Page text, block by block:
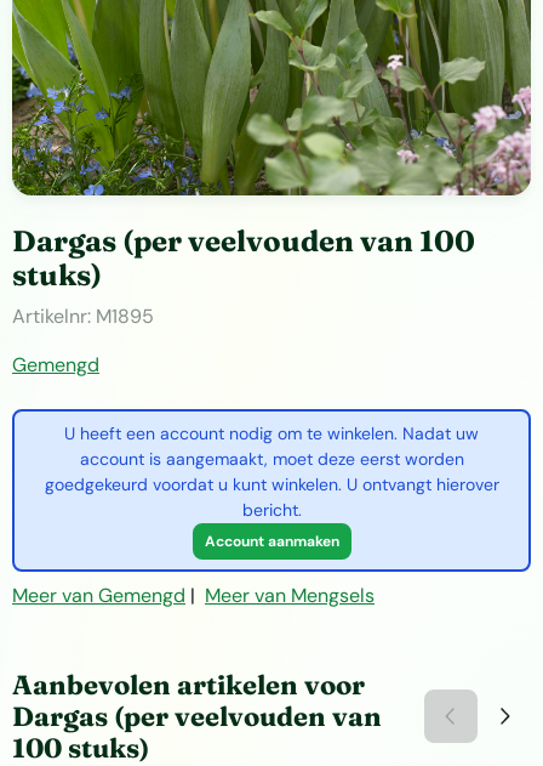
Dargas (per veelvouden van 100
stuks)
Artikelnr: M1895
Gemengd
U heeft een account nodig om te winkelen. Nadat uw
account is aangemaakt, moet deze eerst worden
goedgekeurd voordat u kunt winkelen. U ontvangt hierover
bericht.
Account aanmaken
Meer van Gemengd | Meer van Mengsels
Aanbevolen artikelen voor
Dargas (per veelvouden van
100 stuks)